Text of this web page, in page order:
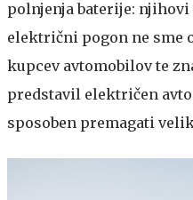
polnjenja baterije:
električni pogon ne sme
kupcev avtomobilov te
predstavil električen
sposoben premagati